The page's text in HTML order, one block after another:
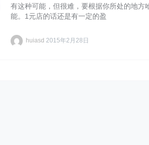
有这种可能，但很难，要根据你所处的地
能。1元店的话还是有一定的盈
huiasd 2015年2月28日